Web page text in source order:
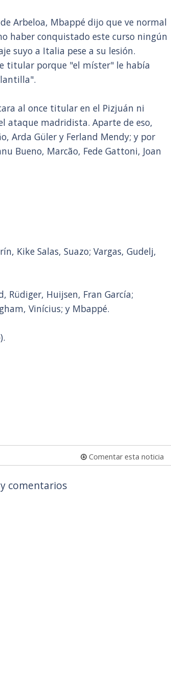
Arbeloa, Mbappé dijo que ve normal
haber conquistado este curso ningún
suyo a Italia pese a su lesión.
titular porque "el míster" le había
al once titular en el Pizjuán ni
ataque madridista. Aparte de eso,
Arda Güler y Ferland Mendy; y por
Bueno, Marcão, Fede Gattoni, Joan
Kike Salas, Suazo; Vargas, Gudelj,
Rüdiger, Huijsen, Fran García;
Vinícius; y Mbappé.
Comentar esta noticia
comentarios